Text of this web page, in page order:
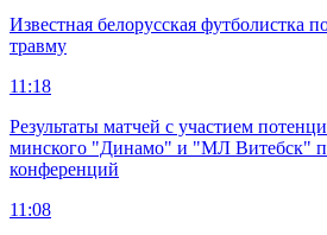
Известная белорусская футболистка
травму
11:18
Результаты матчей с участием
минского "Динамо" и "МЛ Витебск"
конференций
11:08